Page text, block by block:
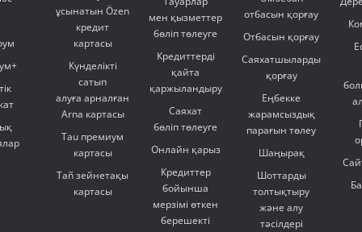
ұсынатын Özen
кредит
картасы
Күнделікті
сатып
алуға арналған
Arna картасы
Tau премиум
картасы
Tañ зейнетақы
картасы
мен қызметтер
бөліп төлеуге
Кредиттерді
қайта
қаржыландыру
Саяхат
бөліп төлеуге
Онлайн қарыз
Кредиттер
бойынша
мерзімі өткен
берешекті
отбасын қорғау
Отбасын қорғау
Саяхатшыларды
қорғау
Еңбекке
жарамсыздық
парағын төлеу
Шаңырақ
Шоттарды
толтықтыру
және алу
тәсілдері